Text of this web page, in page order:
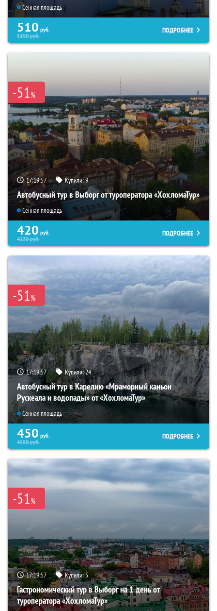
Сенная площадь
510 руб.
5190руб.
ПОДРОБНЕЕ
-51%
17:19:55 Купили:9
Автобусный тур в Выборг от туроператора «ХохломаТур»
Сенная площадь
420 руб.
4230руб.
ПОДРОБНЕЕ
-51%
17:19:55 Купили:24
Автобусный тур в Карелию «Мраморный каньон
Рускеала и водопады» от «ХохломаТур»
Сенная площадь
450 руб.
4550руб.
ПОДРОБНЕЕ
-51%
17:19:55 Купили:5
Гастрономический тур в Выборг на 1 день от
туроператора «ХохломаТур»